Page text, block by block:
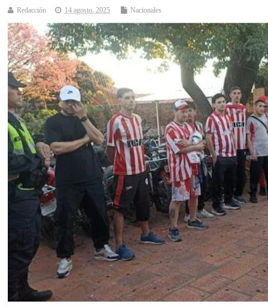
Redacción 14 agosto, 2025 Nacionales